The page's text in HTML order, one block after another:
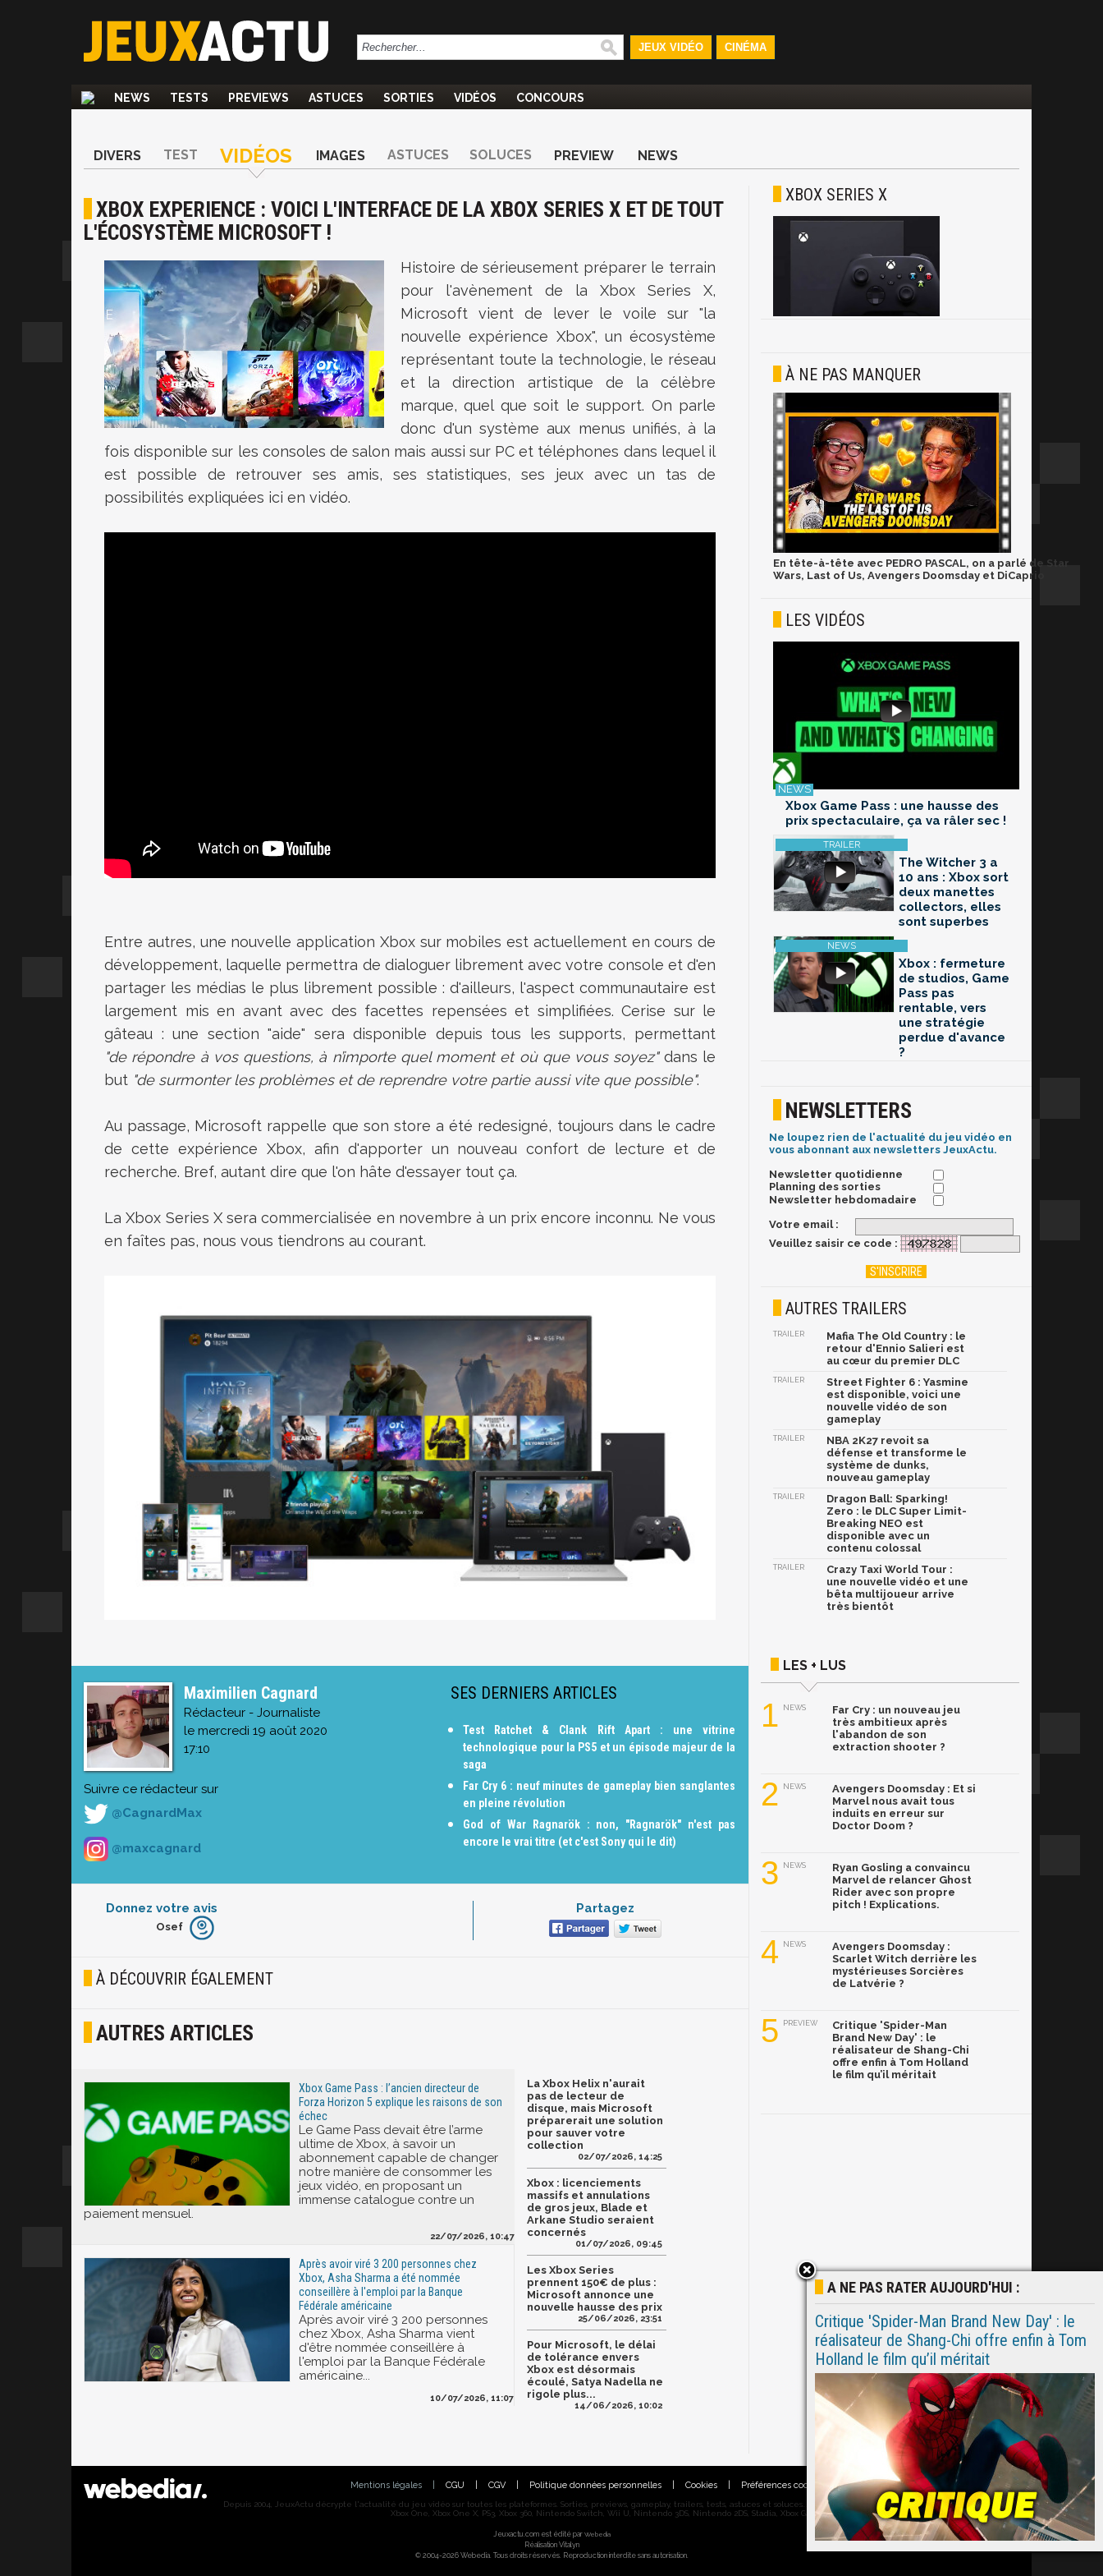
JEUX VIDÉO CINÉMA
NEWS TESTS PREVIEWS ASTUCES SORTIES VIDÉOS CONCOURS
DIVERS TEST VIDÉOS IMAGES ASTUCES SOLUCES PREVIEW NEWS
XBOX EXPERIENCE : VOICI L'INTERFACE DE LA XBOX SERIES X ET DE TOUT
L'ÉCOSYSTÈME MICROSOFT !
Histoire de sérieusement préparer le terrain
pour l'avènement de la Xbox Series X,
Microsoft vient de lever le voile sur "la
nouvelle expérience Xbox", un écosystème
représentant toute la technologie, le réseau
et la direction artistique de la célèbre
marque, quel que soit le support. On parle
donc d'un système aux menus unifiés, à la
fois disponible sur les consoles de salon mais aussi sur PC et téléphones dans lequel il
est possible de retrouver ses amis, ses statistiques, ses jeux avec un tas de
possibilités expliquées ici en vidéo.
Entre autres, une nouvelle application Xbox sur mobiles est actuellement en cours de
développement, laquelle permettra de dialoguer librement avec votre console et d'en
partager les médias le plus librement possible : d'ailleurs, l'aspect communautaire est
largement mis en avant avec des facettes repensées et simplifiées. Cerise sur le
gâteau : une section "aide" sera disponible depuis tous les supports, permettant
"de répondre à vos questions, à n’importe quel moment et où que vous soyez"dans le
but "de surmonter les problèmes et de reprendre votre partie aussi vite que possible".
Au passage, Microsoft rappelle que son store a été redesigné, toujours dans le cadre
de cette expérience Xbox, afin d'apporter un nouveau confort de lecture et de
recherche. Bref, autant dire que l'on hâte d'essayer tout ça.
La Xbox Series X sera commercialisée en novembre à un prix encore inconnu. Ne vous
en faîtes pas, nous vous tiendrons au courant.
Maximilien Cagnard
Rédacteur - Journaliste
le mercredi 19 août 2020
17:10
Suivre ce rédacteur sur
@CagnardMax
@maxcagnard
SES DERNIERS ARTICLES
Test Ratchet & Clank Rift Apart : une vitrine
technologique pour la PS5 et un épisode majeur de la
saga
Far Cry 6 : neuf minutes de gameplay bien sanglantes
en pleine révolution
God of War Ragnarök : non, "Ragnarök" n'est pas
encore le vrai titre (et c'est Sony qui le dit)
Donnez votre avis
Furieux
Joyeux
Osef
Partagez
À DÉCOUVRIR ÉGALEMENT
AUTRES ARTICLES
Xbox Game Pass : l’ancien directeur de
Forza Horizon 5 explique les raisons de son
échec
Le Game Pass devait être l’arme
ultime de Xbox, à savoir un
abonnement capable de changer
notre manière de consommer les
jeux vidéo, en proposant un
immense catalogue contre un
paiement mensuel.
22/07/2026, 10:47
Après avoir viré 3 200 personnes chez
Xbox, Asha Sharma a été nommée
conseillère à l'emploi par la Banque
Fédérale américaine
Après avoir viré 3 200 personnes
chez Xbox, Asha Sharma vient
d'être nommée conseillère à
l'emploi par la Banque Fédérale
américaine...
10/07/2026, 11:07
La Xbox Helix n'aurait
pas de lecteur de
disque, mais Microsoft
préparerait une solution
pour sauver votre
collection
02/07/2026, 14:25
Xbox : licenciements
massifs et annulations
de gros jeux, Blade et
Arkane Studio seraient
concernés
01/07/2026, 09:45
Les Xbox Series
prennent 150€ de plus :
Microsoft annonce une
nouvelle hausse des prix
25/06/2026, 23:51
Pour Microsoft, le délai
de tolérance envers
Xbox est désormais
écoulé, Satya Nadella ne
rigole plus...
14/06/2026, 10:02
XBOX SERIES X
À NE PAS MANQUER
En tête-à-tête avec PEDRO PASCAL, on a parlé de Star
Wars, Last of Us, Avengers Doomsday et DiCaprio
LES VIDÉOS
Xbox Game Pass : une hausse des
prix spectaculaire, ça va râler sec !
The Witcher 3 a
10 ans : Xbox sort
deux manettes
collectors, elles
sont superbes
Xbox : fermeture
de studios, Game
Pass pas
rentable, vers
une stratégie
perdue d'avance
?
NEWSLETTERS
Ne loupez rien de l'actualité du jeu vidéo en
vous abonnant aux newsletters JeuxActu.
Newsletter quotidienne
Planning des sorties
Newsletter hebdomadaire
Votre email :
Veuillez saisir ce code :
AUTRES TRAILERS
TRAILER
Mafia The Old Country : le
retour d'Ennio Salieri est
au cœur du premier DLC
TRAILER
Street Fighter 6 : Yasmine
est disponible, voici une
nouvelle vidéo de son
gameplay
TRAILER
NBA 2K27 revoit sa
défense et transforme le
système de dunks,
nouveau gameplay
TRAILER
Dragon Ball: Sparking!
Zero : le DLC Super Limit-
Breaking NEO est
disponible avec un
contenu colossal
TRAILER
Crazy Taxi World Tour :
une nouvelle vidéo et une
bêta multijoueur arrive
très bientôt
LES + LUS
1 NEWS
Far Cry : un nouveau jeu
très ambitieux après
l'abandon de son
extraction shooter ?
2 NEWS
Avengers Doomsday : Et si
Marvel nous avait tous
induits en erreur sur
Doctor Doom ?
3 NEWS
Ryan Gosling a convaincu
Marvel de relancer Ghost
Rider avec son propre
pitch ! Explications.
4 NEWS
Avengers Doomsday :
Scarlet Witch derrière les
mystérieuses Sorcières
de Latvérie ?
5 PREVIEW
Critique 'Spider-Man
Brand New Day' : le
réalisateur de Shang-Chi
offre enfin à Tom Holland
le film qu’il méritait
Mentions légales CGU CGV Politique données personnelles Cookies Préférences cookies | Contacts
Depuis 2004, JeuxActu décrypte l'actualité du jeu vidéo sur toutes les plateformes. Sorties, previews, gameplay, trailers, tests, astuces et soluces... on vous dit tout ! PC, PS5, PS4, PS4 Pro, Xbox series X,
Xbox One, Xbox One X, PS3, Xbox 360, Nintendo Switch, Wii U, Nintendo 3DS, Nintendo 2DS, Stadia, Xbox Game Pass...
Jeuxactu.com est édité par Webedia
Réalisation Vitalyn
© 2004-2026 Webedia. Tous droits réservés. Reproduction interdite sans autorisation.
A NE PAS RATER AUJOURD'HUI :
Critique 'Spider-Man Brand New Day' : le
réalisateur de Shang-Chi offre enfin à Tom
Holland le film qu’il méritait